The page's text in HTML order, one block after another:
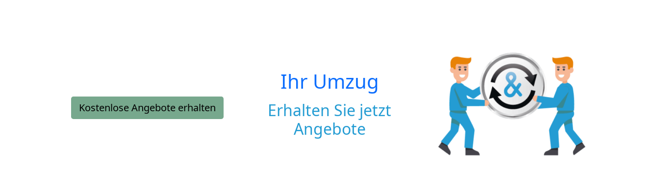
Kostenlose Angebote erhalten
Ihr Umzug
Erhalten Sie jetzt
Angebote